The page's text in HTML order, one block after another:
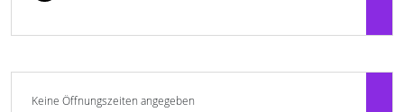
Keine Öffnungszeiten angegeben